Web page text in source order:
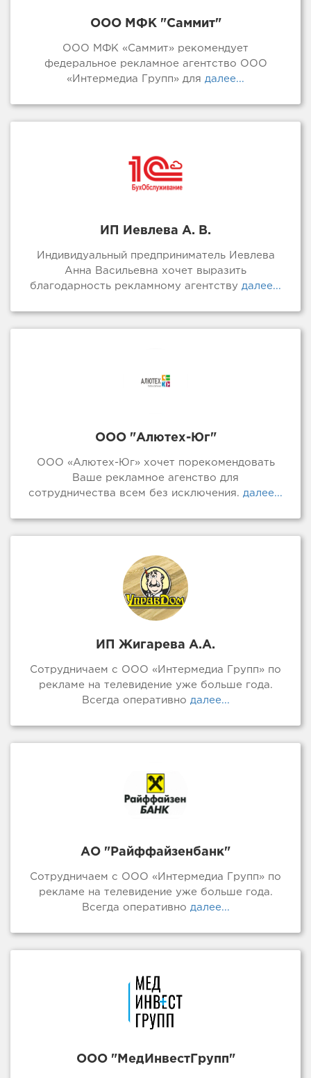
ООО МФК "Саммит"
ООО МФК «Саммит» рекомендует
федеральное рекламное агентство ООО
«Интермедиа Групп» для далее...
ИП Иевлева А. В.
Индивидуальный предприниматель Иевлева
Анна Васильевна хочет выразить
благодарность рекламному агентству далее...
ООО "Алютех-Юг"
ООО «Алютех-Юг» хочет порекомендовать
Ваше рекламное агенство для
сотрудничества всем без исключения. далее...
ИП Жигарева А.А.
Сотрудничаем с ООО «Интермедиа Групп» по
рекламе на телевидение уже больше года.
Всегда оперативно далее...
АО "Райффайзенбанк"
Сотрудничаем с ООО «Интермедиа Групп» по
рекламе на телевидение уже больше года.
Всегда оперативно далее...
ООО "МедИнвестГрупп"